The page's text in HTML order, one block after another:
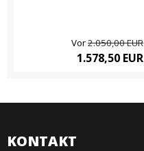
Vor2.050,00 EUR
1.578,50 EUR
KONTAKT